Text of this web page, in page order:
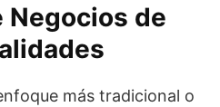
Negocios de
más tradicional o